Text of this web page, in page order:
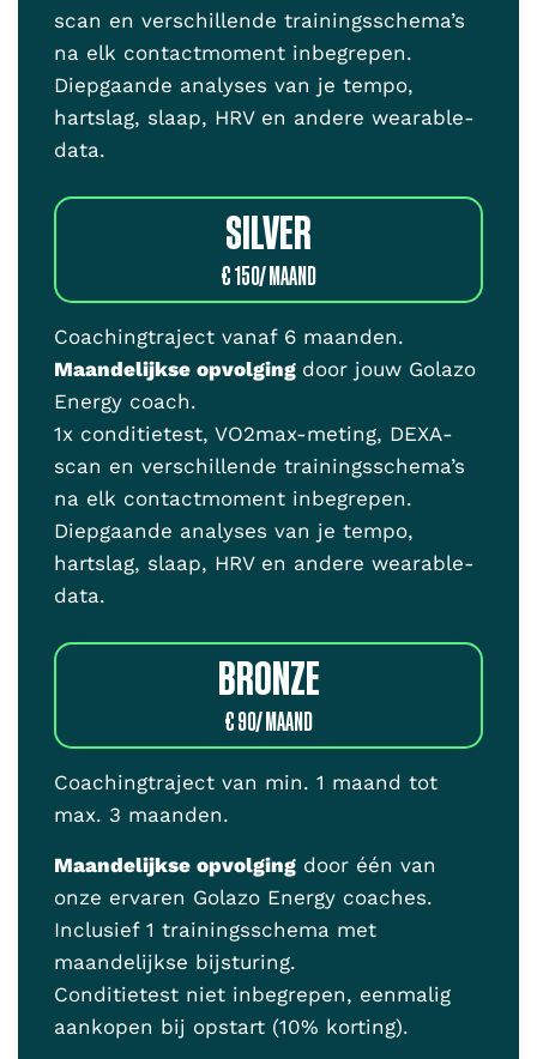
scan en verschillende trainingsschema’s
na elk contactmoment inbegrepen.
Diepgaande analyses van je tempo,
hartslag, slaap, HRV en andere wearable-
data.
SILVER
€ 150/ MAAND
Coachingtraject vanaf 6 maanden.
Maandelijkse opvolging door jouw Golazo
Energy coach.
1x conditietest, VO2max-meting, DEXA-
scan en verschillende trainingsschema’s
na elk contactmoment inbegrepen.
Diepgaande analyses van je tempo,
hartslag, slaap, HRV en andere wearable-
data.
BRONZE
€ 90/ MAAND
Coachingtraject van min. 1 maand tot
max. 3 maanden.
Maandelijkse opvolging door één van
onze ervaren Golazo Energy coaches.
Inclusief 1 trainingsschema met
maandelijkse bijsturing.
Conditietest niet inbegrepen, eenmalig
aankopen bij opstart (10% korting).